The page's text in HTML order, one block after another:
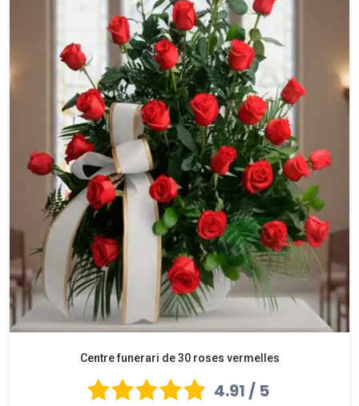
Centre funerari de 30 roses vermelles
4.91 / 5